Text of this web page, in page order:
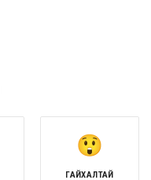
ГАЙХАЛТАЙ